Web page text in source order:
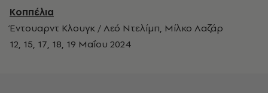
Κοππέλια
Έντουαρντ Κλουγκ / Λεό Ντελίμπ, Μίλκο Λαζάρ
12, 15, 17, 18, 19 Μαΐου 2024